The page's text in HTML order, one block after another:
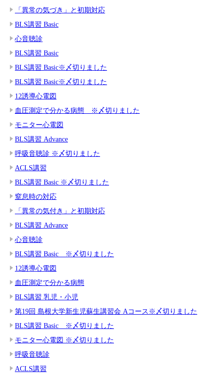
「異常の気づき」と初期対応
BLS講習 Basic
心音聴診
BLS講習 Basic
BLS講習 Basic※〆切りました
BLS講習 Basic※〆切りました
12誘導心電図
血圧測定で分かる病態 ※〆切りました
モニター心電図
BLS講習 Advance
呼吸音聴診 ※〆切りました
ACLS講習
BLS講習 Basic ※〆切りました
窒息時の対応
「異常の気付き」と初期対応
BLS講習 Advance
心音聴診
BLS講習 Basic ※〆切りました
12誘導心電図
血圧測定で分かる病態
BLS講習 乳児・小児
第19回 島根大学新生児蘇生講習会 Aコース※〆切りました
BLS講習 Basic ※〆切りました
モニター心電図 ※〆切りました
呼吸音聴診
ACLS講習